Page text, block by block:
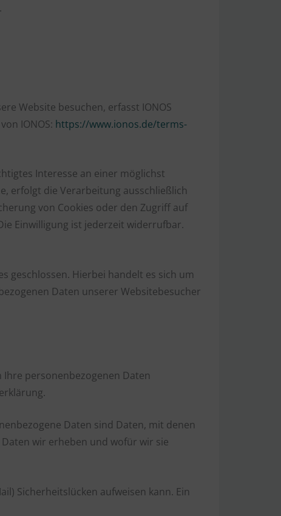
Website besuchen, erfasst IONOS
IONOS: https://www.ionos.de/terms-
Interesse an einer möglichst
erfolgt die Verarbeitung ausschließlich
von Cookies oder den Zugriff auf
Einwilligung ist jederzeit widerrufbar.
geschlossen. Hierbei handelt es sich um
Daten unserer Websitebesucher
personenbezogenen Daten
Daten sind Daten, mit denen
wir erheben und wofür wir sie
Sicherheitslücken aufweisen kann. Ein